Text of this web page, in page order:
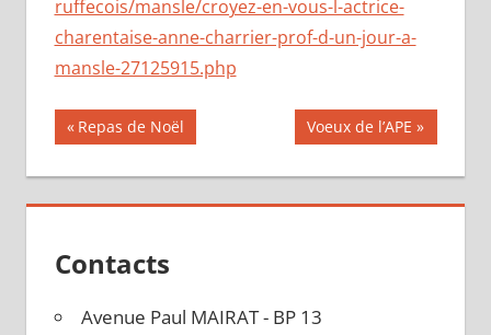
ruffecois/mansle/croyez-en-vous-l-actrice-
charentaise-anne-charrier-prof-d-un-jour-a-
mansle-27125915.php
Navigation
de
l’article
Publication
Repas de Noël
Publication
Voeux de l’APE
Contacts
Avenue Paul MAIRAT - BP 13